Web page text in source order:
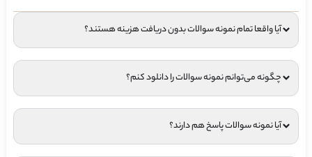
آیا واقعا تمام نمونه سوالات بدون دریافت هزینه هستند؟
چگونه می‌توانم نمونه سوالات را دانلود کنم؟
آیا نمونه سوالات پاسخ هم دارند؟